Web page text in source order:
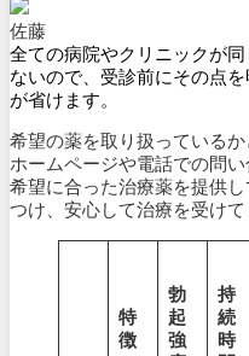
佐藤
全ての病院やクリニックが
ないので、受診前にその点
が省けます。
希望の薬を取り扱っている
ホームページや電話での問
希望に合った治療薬を提供
つけ、安心して治療を受けて
特
徴
勃
起
強
持
続
時